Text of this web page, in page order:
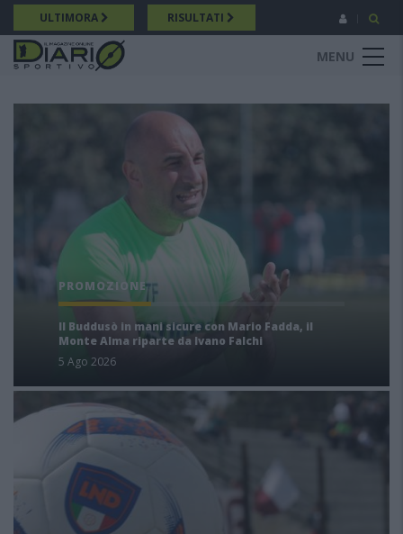
Salta
al
contenuto
principale
ULTIMORA RISULTATI
MENU
PROMOZIONE
Il Buddusò in mani sicure con Mario Fadda, il
Monte Alma riparte da Ivano Falchi
5 Ago 2026